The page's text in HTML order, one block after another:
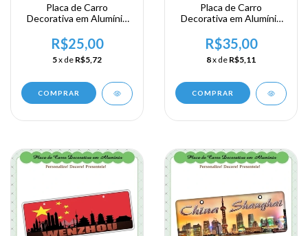
Placa de Carro
Decorativa em Alumínio
Viagem a Asia Oriental -
China - Xangai
R$25,00
5x de R$5,72
COMPRAR
Placa de Carro
Decorativa em Alumínio
ao Canadá
R$35,00
8x de R$5,11
COMPRAR